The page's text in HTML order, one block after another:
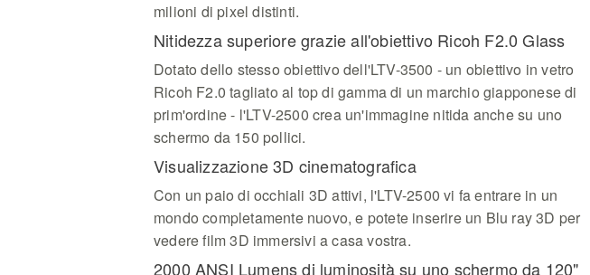
milioni di pixel distinti.
Nitidezza superiore grazie all'obiettivo Ricoh F2.0 Glass
Dotato dello stesso obiettivo dell'LTV-3500 - un obiettivo in vetro
Ricoh F2.0 tagliato al top di gamma di un marchio giapponese di
prim'ordine - l'LTV-2500 crea un'immagine nitida anche su uno
schermo da 150 pollici.
Visualizzazione 3D cinematografica
Con un paio di occhiali 3D attivi, l'LTV-2500 vi fa entrare in un
mondo completamente nuovo, e potete inserire un Blu ray 3D per
vedere film 3D immersivi a casa vostra.
2000 ANSI Lumens di luminosità su uno schermo da 120"